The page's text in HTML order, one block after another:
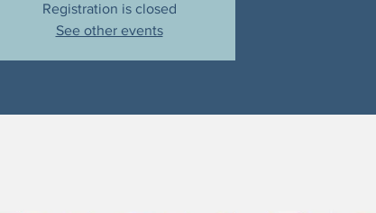
Registration is closed
See other events